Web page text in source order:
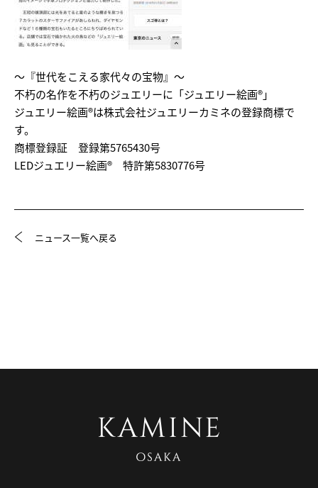
～『世代をこえる家代々の宝物』～
不朽の名作を不朽のジュエリーに「ジュエリー絵画®」
ジュエリー絵画®は株式会社ジュエリーカミネの登録商標で
す。
商標登録証 登録第5765430号
LEDジュエリー絵画® 特許第5830776号
ニュース一覧へ戻る